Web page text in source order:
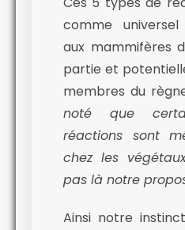
comme
aux mammifères
partie et
membres du
noté que
réactions sont
chez les
pas là notre
Ainsi notre